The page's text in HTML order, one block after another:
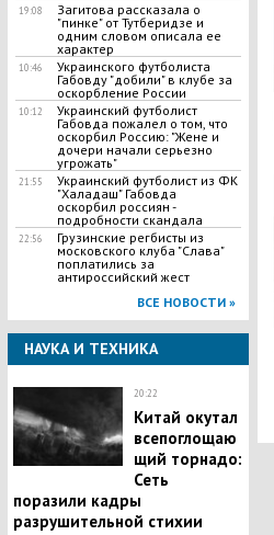
19:08
Загитова рассказала о
"пинке" от Тутберидзе и
одним словом описала ее
характер
10:46
Украинского футболиста
Габовду "добили" в клубе за
оскорбление России
10:12
Украинский футболист
Габовда пожалел о том, что
оскорбил Россию: "Жене и
дочери начали серьезно
угрожать"
21:55
Украинский футболист из ФК
"Халадаш" Габовда
оскорбил россиян -
подробности скандала
22:56
Грузинские регбисты из
московского клуба "Слава"
поплатились за
антироссийский жест
ВСЕ НОВОСТИ »
НАУКА И ТЕХНИКА
20:22
Китай окутал
всепоглощаю
щий торнадо:
Сеть
поразили кадры
разрушительной стихии